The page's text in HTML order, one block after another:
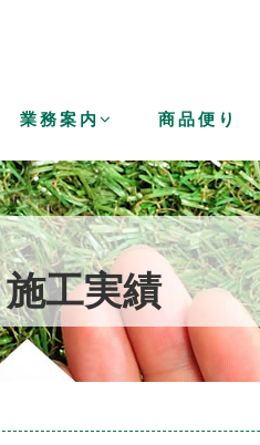
業務案内 商品便り
施工実績